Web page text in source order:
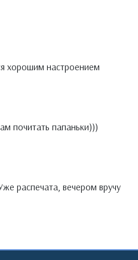
хорошим настроением
почитать папаньки)))
распечата, вечером вручу